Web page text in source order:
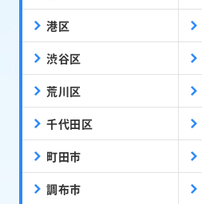
港区
渋谷区
荒川区
千代田区
町田市
調布市